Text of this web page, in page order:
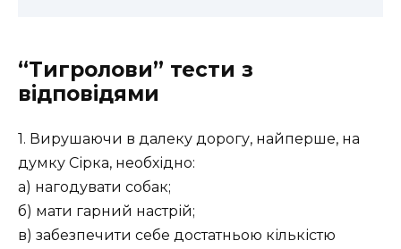
“Тигролови” тести з
відповідями
1. Вирушаючи в далеку дорогу, найперше, на
думку Сірка, необхідно:
а) нагодувати собак;
б) мати гарний настрій;
в) забезпечити себе достатньою кількістю